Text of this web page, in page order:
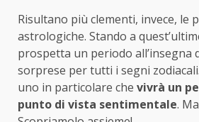
Risultano più clementi, invece, le
astrologiche. Stando a
prospetta un periodo all’insegna
sorprese per tutti i segni
uno in particolare che vivrà un
punto di vista sentimentale.